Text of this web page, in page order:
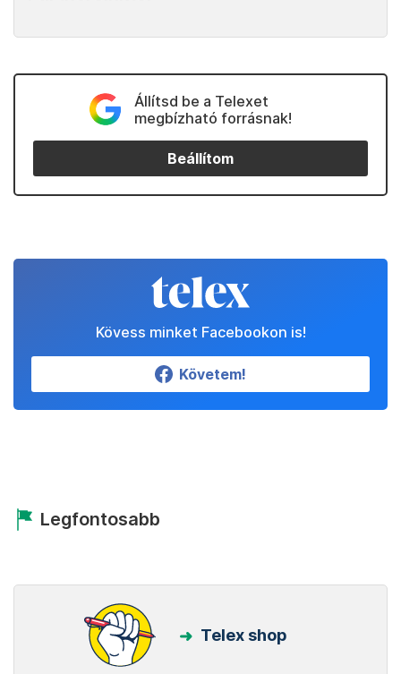
Állítsd be a Telexet
megbízható forrásnak!
Beállítom
Kövess minket Facebookon is!
Követem!
Legfontosabb
Telex shop